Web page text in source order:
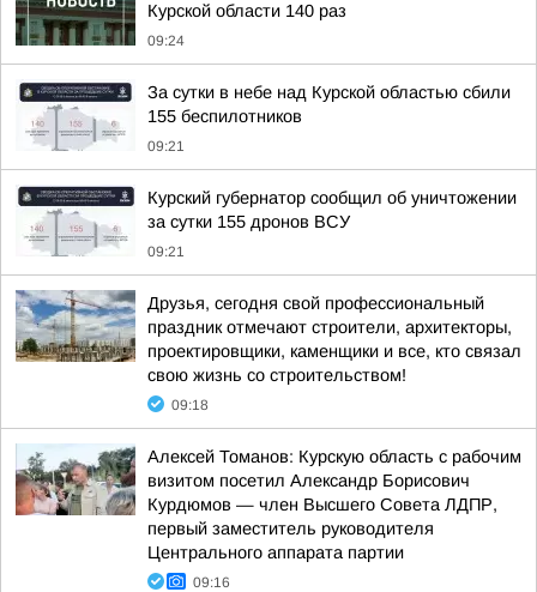
Курской области 140 раз
09:24
За сутки в небе над Курской областью сбили
155 беспилотников
09:21
Курский губернатор сообщил об уничтожении
за сутки 155 дронов ВСУ
09:21
Друзья, сегодня свой профессиональный
праздник отмечают строители, архитекторы,
проектировщики, каменщики и все, кто связал
свою жизнь со строительством!
09:18
Алексей Томанов: Курскую область с рабочим
визитом посетил Александр Борисович
Курдюмов — член Высшего Совета ЛДПР,
первый заместитель руководителя
Центрального аппарата партии
09:16